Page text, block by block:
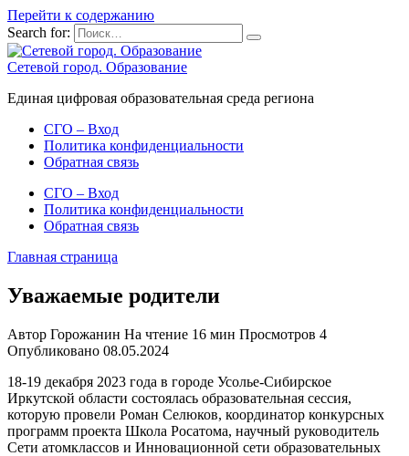
Перейти к содержанию
Search for:
Сетевой город. Образование
Единая цифровая образовательная среда региона
СГО – Вход
Политика конфиденциальности
Обратная связь
СГО – Вход
Политика конфиденциальности
Обратная связь
Главная страница
Уважаемые родители
Автор Горожанин На чтение 16 мин Просмотров 4
Опубликовано 08.05.2024
18-19 декабря 2023 года в городе Усолье-Сибирское
Иркутской области состоялась образовательная сессия,
которую провели Роман Селюков, координатор конкурсных
программ проекта Школа Росатома, научный руководитель
Сети атомклассов и Инновационной сети образовательных